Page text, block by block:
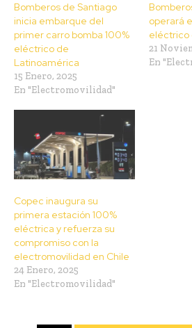
Bomberos de Santiago
inicia embarque del
primer carro bomba 100%
eléctrico de
Latinoamérica
15 Enero, 2025
En "Electromovilidad"
operará
eléctrico
21
En
Copec inaugura su
primera estación 100%
eléctrica y refuerza su
compromiso con la
electromovilidad en Chile
24 Enero, 2025
En "Electromovilidad"